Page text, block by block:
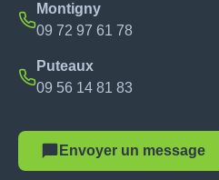
Montigny
09 72 97 61 78
Puteaux
09 56 14 81 83
Envoyer un message